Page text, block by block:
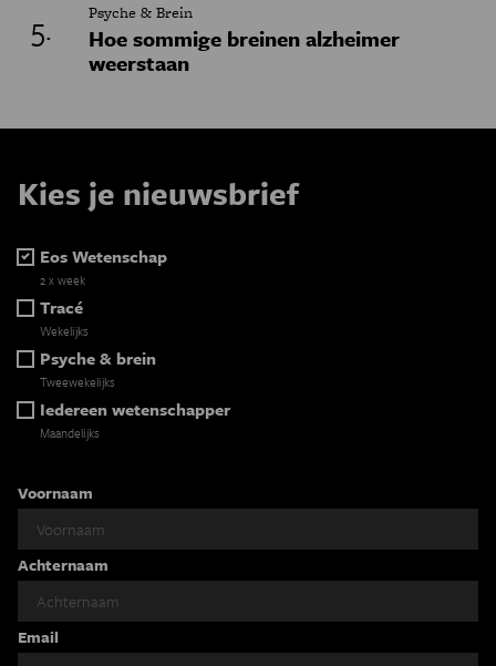
Psyche & Brein
Hoe sommige breinen alzheimer
weerstaan
Kies je nieuwsbrief
Eos Wetenschap
2 x week
Tracé
Wekelijks
Psyche & brein
Tweewekelijks
Iedereen wetenschapper
Maandelijks
Voornaam
Achternaam
Email